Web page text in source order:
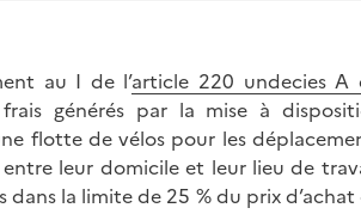
au I de l’article 220 undecies A
générés par la mise à
flotte de vélos pour les
entre leur domicile et leur lieu de
dans la limite de 25 %du prix d’achat